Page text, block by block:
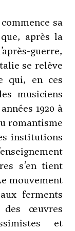
sa
après la
guerre,
se relève
qui, en ces
musiciens
1920 à
romantisme
institutions
s’en tient
mouvement
ferments
œuvres
et